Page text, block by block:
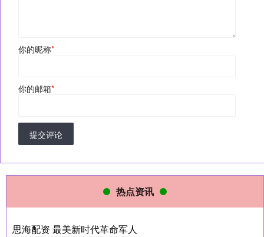
你的昵称*
你的邮箱*
提交评论
热点资讯
思海配资 最美新时代革命军人